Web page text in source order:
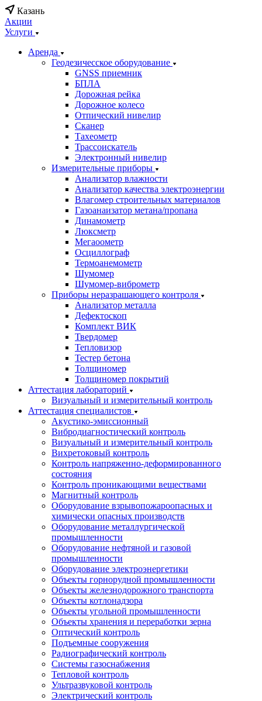
Казань
Акции
Услуги
Аренда
Геодезичесское оборудование
GNSS приемник
БПЛА
Дорожная рейка
Дорожное колесо
Отпический нивелир
Сканер
Тахеометр
Трассоискатель
Электронный нивелир
Измерительные приборы
Анализатор влажности
Анализатор качества электроэнергии
Влагомер строительных материалов
Газоанаизатор метана/пропана
Динамометр
Люксметр
Мегаоометр
Осциллограф
Термоанемометр
Шумомер
Шумомер-виброметр
Приборы неразрашающего контроля
Анализатор металла
Дефектоскоп
Комплект ВИК
Твердомер
Тепловизор
Тестер бетона
Толщиномер
Толщиномер покрытий
Аттестация лабораторий
Визуальный и измерительный контроль
Аттестация специалистов
Акустико-эмиссионный
Вибродиагностический контроль
Визуальный и измерительный контроль
Вихретоковый контроль
Контроль напряженно-деформированного
состояния
Контроль проникающими веществами
Магнитный контроль
Оборудование взрывопожароопасных и
химически опасных производств
Оборудование металлургической
промышленности
Оборудование нефтяной и газовой
промышленности
Оборудование электроэнергетики
Объекты горнорудной промышленности
Объекты железнодорожного транспорта
Объекты котлонадзора
Объекты угольной промышленности
Объекты хранения и переработки зерна
Оптический контроль
Подъемные сооружения
Радиографический контроль
Системы газоснабжения
Тепловой контроль
Ультразвуковой контроль
Электрический контроль